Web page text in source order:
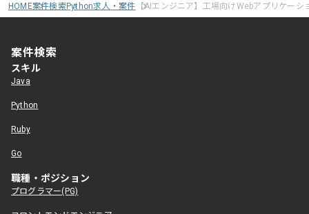
HOME案件検索Python求人・案件 【AIエンジニア】工場向けWebアプリケーシ
案件検索
スキル
Java
Python
Ruby
Go
職種・ポジション
プログラマー(PG)